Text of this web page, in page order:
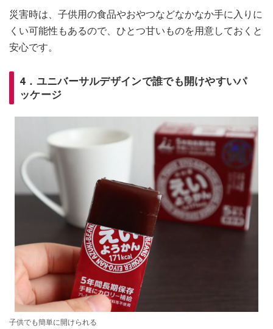
災害時は、子供用の食品やおやつなどなかなか手に入りに
くい可能性もあるので、ひとつ甘いものを用意しておくと
安心です。
4．ユニバーサルデザインで誰でも開けやすいパ
ッケージ
子供でも簡単に開けられる